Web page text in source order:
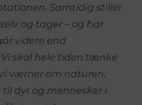
Samtidig stiller
og tager – og har
videre end
skal hele tiden tænke
værner om naturen,
dyr og mennesker i